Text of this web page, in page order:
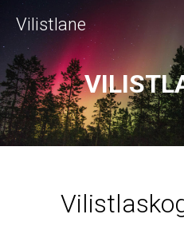
Vilistlane